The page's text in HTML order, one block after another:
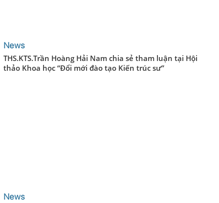
News
THS.KTS.Trần Hoàng Hải Nam chia sẻ tham luận tại Hội
thảo Khoa học “Đổi mới đào tạo Kiến trúc sư”
News